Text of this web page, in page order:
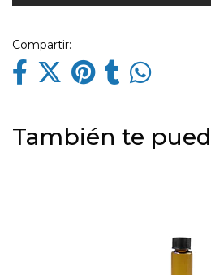
Compartir:
También te